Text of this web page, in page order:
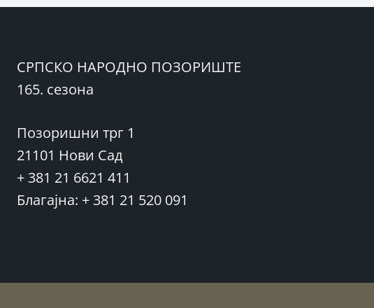
СРПСКО НАРОДНО ПОЗОРИШТЕ
165. сезона
Позоришни трг 1
21101 Нови Сад
+ 381 21 6621 411
Благајна: + 381 21 520 091